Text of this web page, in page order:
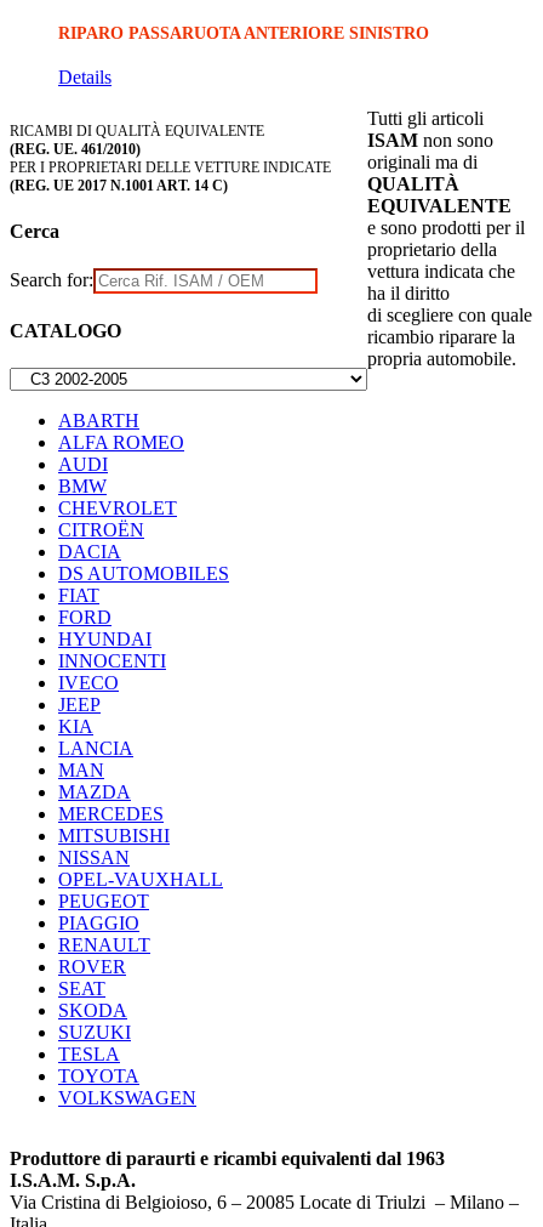
RIPARO PASSARUOTA ANTERIORE SINISTRO
Details
RICAMBI DI QUALITÀ EQUIVALENTE
(REG. UE. 461/2010)
PER I PROPRIETARI DELLE VETTURE INDICATE
(REG. UE 2017 N.1001 ART. 14 C)
Cerca
Search for:
CATALOGO
ABARTH
ALFA ROMEO
AUDI
BMW
CHEVROLET
CITROËN
DACIA
DS AUTOMOBILES
FIAT
FORD
HYUNDAI
INNOCENTI
IVECO
JEEP
KIA
LANCIA
MAN
MAZDA
MERCEDES
MITSUBISHI
NISSAN
OPEL-VAUXHALL
PEUGEOT
PIAGGIO
RENAULT
ROVER
SEAT
SKODA
SUZUKI
TESLA
TOYOTA
VOLKSWAGEN
Tutti gli articoli
ISAM non sono
originali ma di
QUALITÀ
EQUIVALENTE
e sono prodotti per il
proprietario della
vettura indicata che
ha il diritto
di scegliere con quale
ricambio riparare la
propria automobile.
Produttore di paraurti e ricambi equivalenti dal 1963
I.S.A.M. S.p.A.
Via Cristina di Belgioioso, 6 – 20085 Locate di Triulzi – Milano –